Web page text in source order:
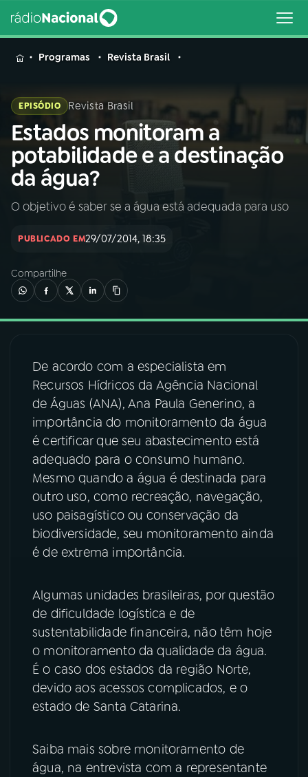
MENU
Buscar
na
Rádio
Nacional
Buscar
AO VIVO
02 A RÁDIO
04PROGRAMAS
05
06VIDEOCASTS
07 ÚLTIMAS
ACOMPANHE A RÁDIO NACIONAL
Instagram X
TikTok
Programas Revista Brasil
EPISÓDIO Revista Brasil
Estados monitoram a
potabilidade e a destinação
da água?
O objetivo é saber se a água está adequada para uso
PUBLICADO EM29/07/2014, 18:35
Compartilhe
De acordo com a especialista em
Recursos Hídricos da Agência Nacional
de Águas (ANA), Ana Paula Generino, a
importância do monitoramento da água
é certificar que seu abastecimento está
adequado para o consumo humano.
Mesmo quando a água é destinada para
outro uso, como recreação, navegação,
uso paisagístico ou conservação da
biodiversidade, seu monitoramento ainda
é de extrema importância.
Algumas unidades brasileiras, por questão
de dificuldade logística e de
sustentabilidade financeira, não têm hoje
o monitoramento da qualidade da água.
É o caso dos estados da região Norte,
devido aos acessos complicados, e o
estado de Santa Catarina.
Saiba mais sobre monitoramento de
água, na entrevista com a representante